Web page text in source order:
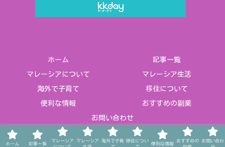
ホーム 記事一覧
マレーシアについて マレーシア生活
海外で子育て 移住について
便利な情報 おすすめの副業
お問い合わせ
© 2021-2026 ★マレーズ Life in Malaysia★.
ホーム 記事一覧
マレーシア
マレーシア
海外で子育 移住につい
便利な情報
おすすめの
お問い合わ